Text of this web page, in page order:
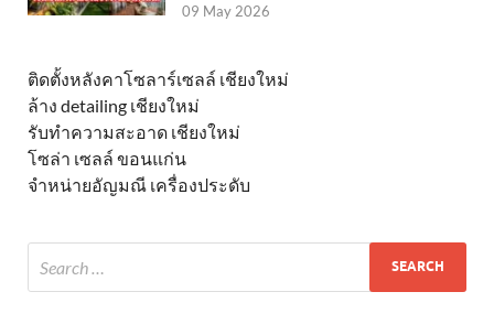
09 May 2026
ติดตั้งหลังคาโซลาร์เซลล์ เชียงใหม่
ล้าง detailing เชียงใหม่
รับทำความสะอาด เชียงใหม่
โซล่า เซลล์ ขอนแก่น
จำหน่ายอัญมณี เครื่องประดับ